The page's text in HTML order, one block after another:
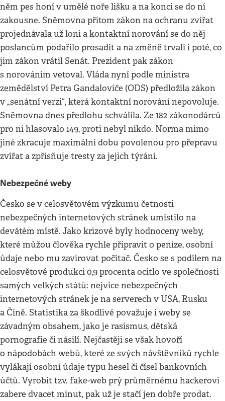
něm pes honí v umělé noře lišku a na konci se do ní
zakousne. Sněmovna přitom zákon na ochranu zvířat
projednávala už loni a kontaktní norování se do něj
poslancům podařilo prosadit a na změně trvali i poté, co
jim zákon vrátil Senát. Prezident pak zákon
s norováním vetoval. Vláda nyní podle ministra
zemědělství Petra Gandaloviče (ODS) předložila zákon
v „senátní verzi“, která kontaktní norování nepovoluje.
Sněmovna dnes předlohu schválila. Ze 182 zákonodárců
pro ni hlasovalo 149, proti nebyl nikdo. Norma mimo
jiné zkracuje maximální dobu povolenou pro přepravu
zvířat a zpřísňuje tresty za jejich týrání.
Nebezpečné weby
Česko se v celosvětovém výzkumu četnosti
nebezpečných internetových stránek umístilo na
devátém místě. Jako krizové byly hodnoceny weby,
které můžou člověka rychle připravit o peníze, osobní
údaje nebo mu zavirovat počítač. Česko se s podílem na
celosvětové produkci 0,9 procenta ocitlo ve společnosti
samých velkých států: nejvíce nebezpečných
internetových stránek je na serverech v USA, Rusku
a Číně. Statistika za škodlivé považuje i weby se
závadným obsahem, jako je rasismus, dětská
pornografie či násilí. Nejčastěji se však hovoří
o nápodobách webů, které ze svých návštěvníků rychle
vylákají osobní údaje typu hesel či čísel bankovních
účtů. Vyrobit tzv. fake-web prý průměrnému hackerovi
zabere dvacet minut, pak už je stačí jen dobře prodat.